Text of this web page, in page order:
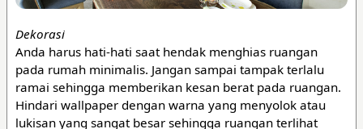
Dekorasi
Anda harus hati-hati saat hendak menghias ruangan
pada rumah minimalis. Jangan sampai tampak terlalu
ramai sehingga memberikan kesan berat pada ruangan.
Hindari wallpaper dengan warna yang menyolok atau
lukisan yang sangat besar sehingga ruangan terlihat